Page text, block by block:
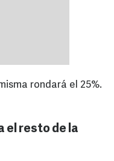
rondará el 25%.
el resto de la